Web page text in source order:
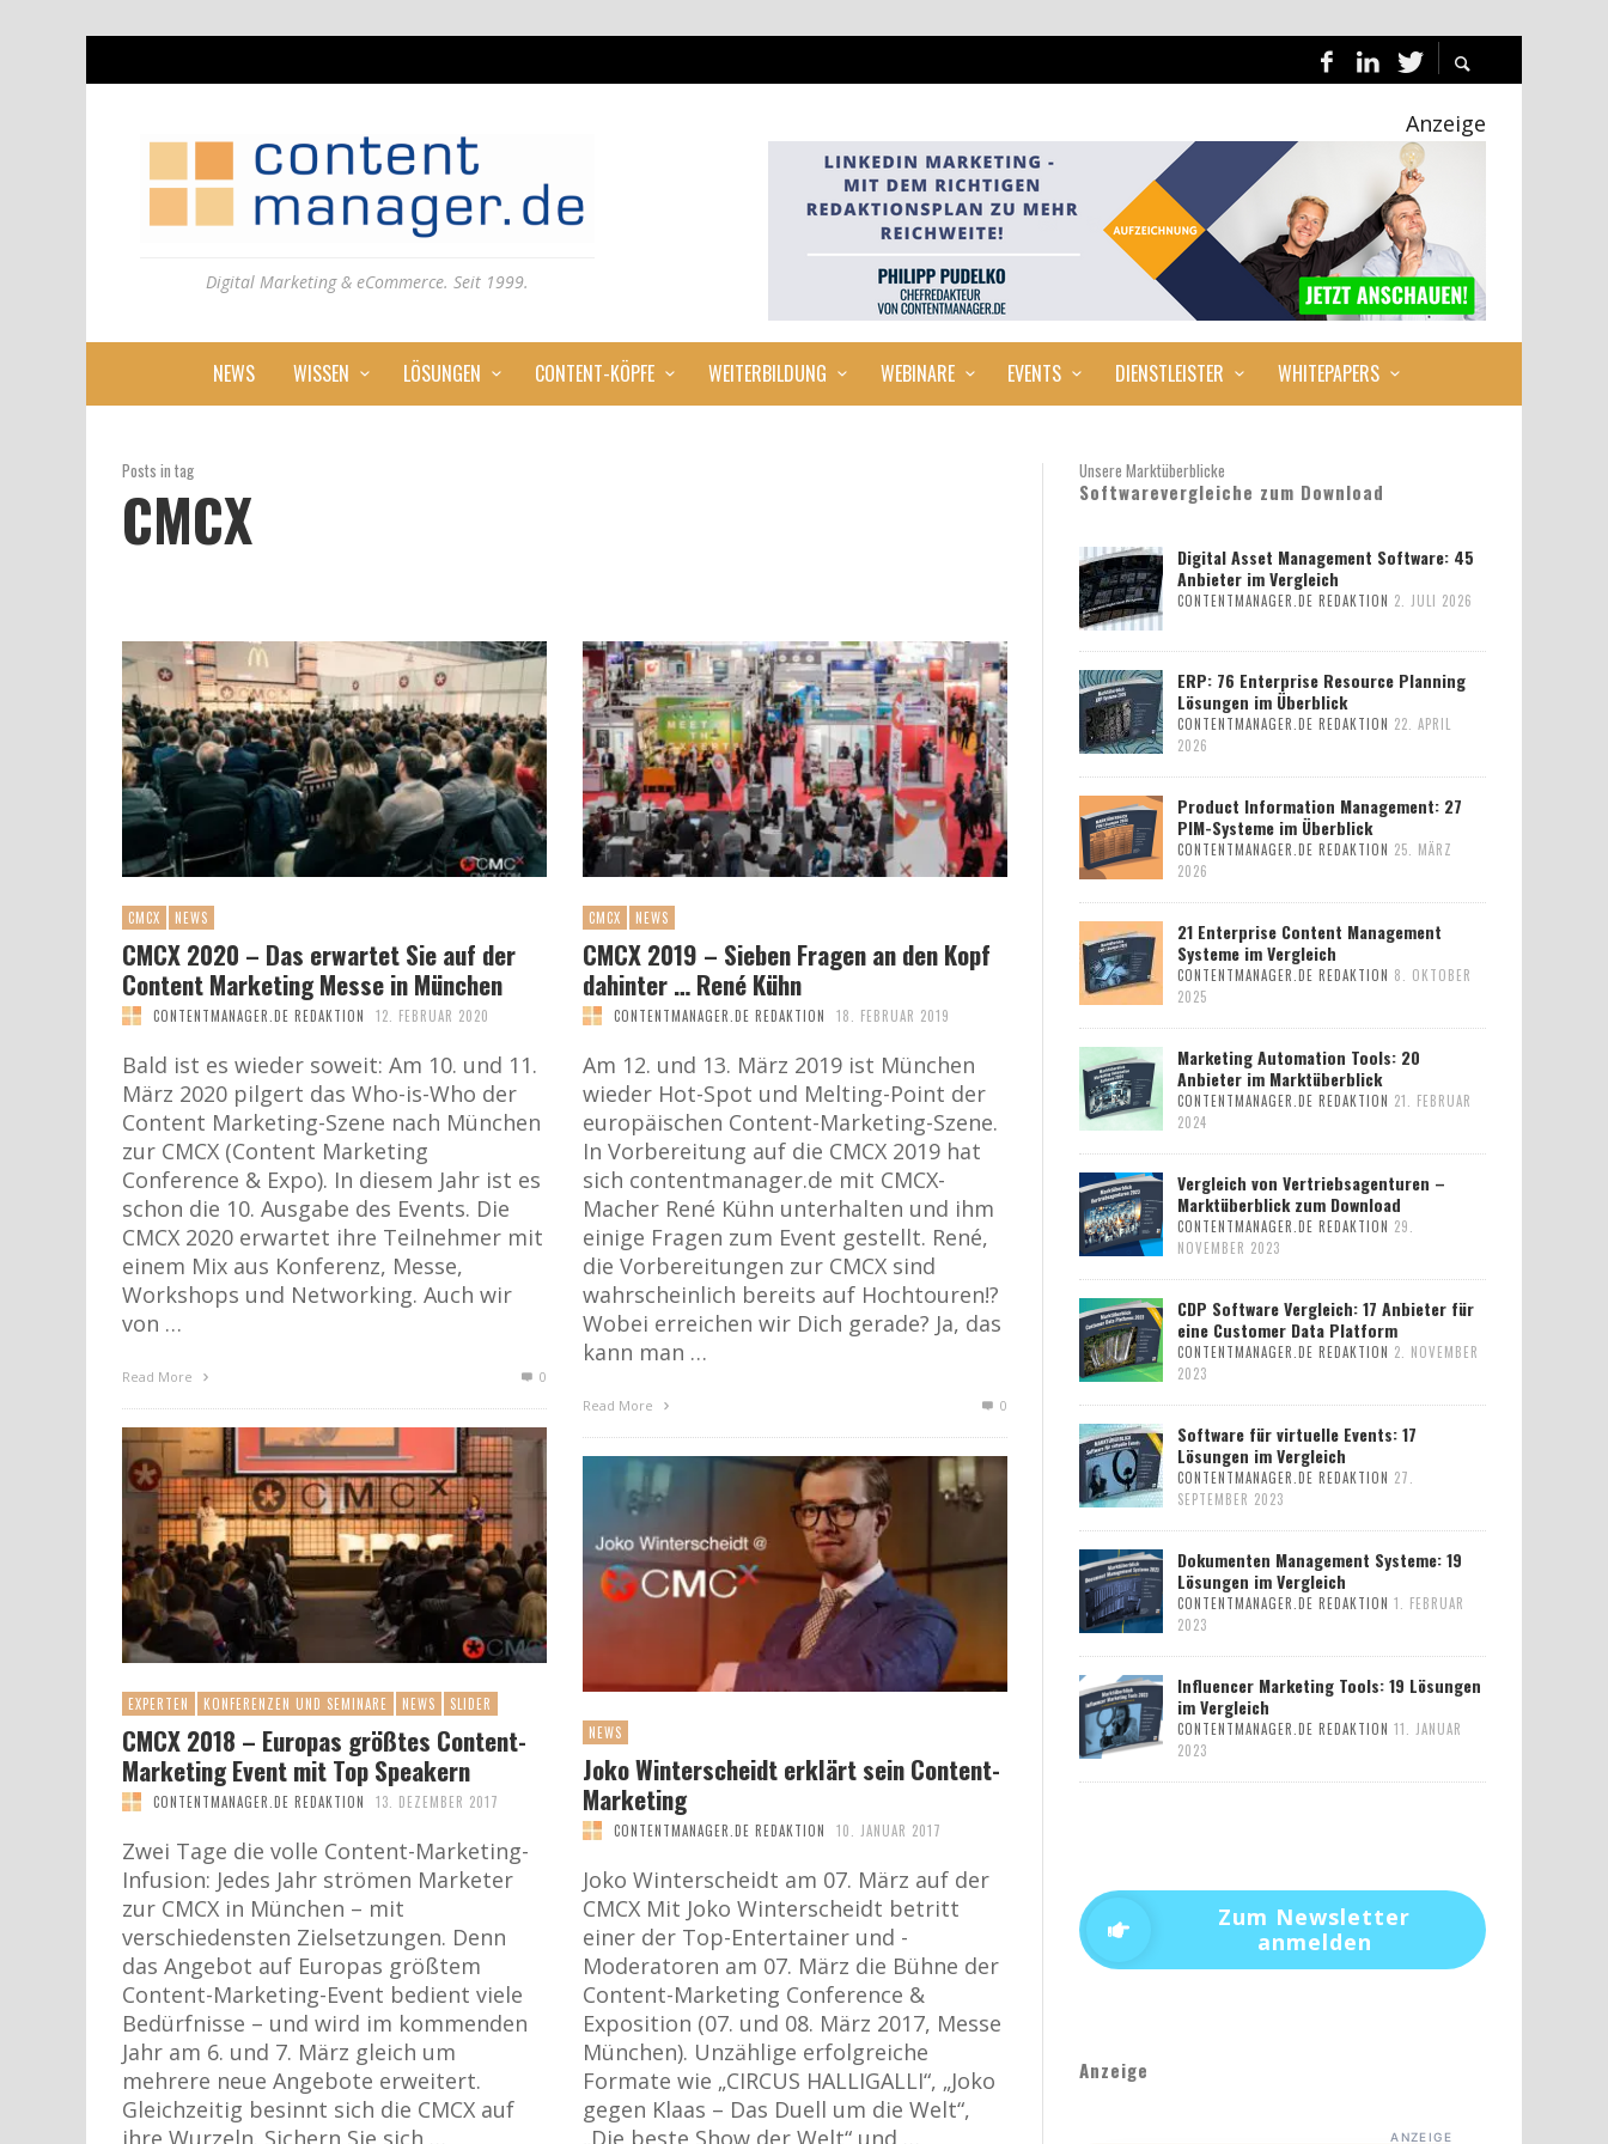
Digital Marketing & eCommerce. Seit 1999.
Anzeige
NEWS WISSEN LÖSUNGEN CONTENT-KÖPFE WEITERBILDUNG WEBINARE EVENTS DIENSTLEISTER WHITEPAPERS
Posts in tag
CMCX
CMCX NEWS
CMCX 2020 – Das erwartet Sie auf der
Content Marketing Messe in München
CONTENTMANAGER.DE REDAKTION 12. FEBRUAR 2020
Bald ist es wieder soweit: Am 10. und 11.
März 2020 pilgert das Who-is-Who der
Content Marketing-Szene nach München
zur CMCX (Content Marketing
Conference & Expo). In diesem Jahr ist es
schon die 10. Ausgabe des Events. Die
CMCX 2020 erwartet ihre Teilnehmer mit
einem Mix aus Konferenz, Messe,
Workshops und Networking. Auch wir
von …
Read More 0
CMCX NEWS
CMCX 2019 – Sieben Fragen an den Kopf
dahinter … René Kühn
CONTENTMANAGER.DE REDAKTION 18. FEBRUAR 2019
Am 12. und 13. März 2019 ist München
wieder Hot-Spot und Melting-Point der
europäischen Content-Marketing-Szene.
In Vorbereitung auf die CMCX 2019 hat
sich contentmanager.de mit CMCX-
Macher René Kühn unterhalten und ihm
einige Fragen zum Event gestellt. René,
die Vorbereitungen zur CMCX sind
wahrscheinlich bereits auf Hochtouren!?
Wobei erreichen wir Dich gerade? Ja, das
kann man …
Read More 0
EXPERTEN KONFERENZEN UND SEMINARE NEWS SLIDER
CMCX 2018 – Europas größtes Content-
Marketing Event mit Top Speakern
CONTENTMANAGER.DE REDAKTION 13. DEZEMBER 2017
Zwei Tage die volle Content-Marketing-
Infusion: Jedes Jahr strömen Marketer
zur CMCX in München – mit
verschiedensten Zielsetzungen. Denn
das Angebot auf Europas größtem
Content-Marketing-Event bedient viele
Bedürfnisse – und wird im kommenden
Jahr am 6. und 7. März gleich um
mehrere neue Angebote erweitert.
Gleichzeitig besinnt sich die CMCX auf
ihre Wurzeln. Sichern Sie sich …
NEWS
Joko Winterscheidt erklärt sein Content-
Marketing
CONTENTMANAGER.DE REDAKTION 10. JANUAR 2017
Joko Winterscheidt am 07. März auf der
CMCX Mit Joko Winterscheidt betritt
einer der Top-Entertainer und -
Moderatoren am 07. März die Bühne der
Content-Marketing Conference &
Exposition (07. und 08. März 2017, Messe
München). Unzählige erfolgreiche
Formate wie „CIRCUS HALLIGALLI“, „Joko
gegen Klaas – Das Duell um die Welt“,
„Die beste Show der Welt“ und …
Unsere Marktüberblicke
Softwarevergleiche zum Download
Digital Asset Management Software: 45
Anbieter im Vergleich
CONTENTMANAGER.DE REDAKTION 2. JULI 2026
ERP: 76 Enterprise Resource Planning
Lösungen im Überblick
CONTENTMANAGER.DE REDAKTION 22. APRIL
2026
Product Information Management: 27
PIM-Systeme im Überblick
CONTENTMANAGER.DE REDAKTION 25. MÄRZ
2026
21 Enterprise Content Management
Systeme im Vergleich
CONTENTMANAGER.DE REDAKTION 8. OKTOBER
2025
Marketing Automation Tools: 20
Anbieter im Marktüberblick
CONTENTMANAGER.DE REDAKTION 21. FEBRUAR
2024
Vergleich von Vertriebsagenturen –
Marktüberblick zum Download
CONTENTMANAGER.DE REDAKTION 29.
NOVEMBER 2023
CDP Software Vergleich: 17 Anbieter für
eine Customer Data Platform
CONTENTMANAGER.DE REDAKTION 2. NOVEMBER
2023
Software für virtuelle Events: 17
Lösungen im Vergleich
CONTENTMANAGER.DE REDAKTION 27.
SEPTEMBER 2023
Dokumenten Management Systeme: 19
Lösungen im Vergleich
CONTENTMANAGER.DE REDAKTION 1. FEBRUAR
2023
Influencer Marketing Tools: 19 Lösungen
im Vergleich
CONTENTMANAGER.DE REDAKTION 11. JANUAR
2023
Zum Newsletter
anmelden
Anzeige